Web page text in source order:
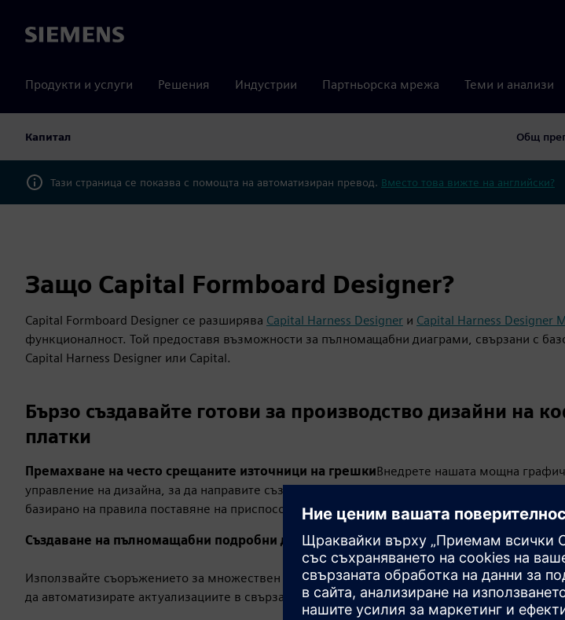
Siemens
Продукти и услуги Решения Индустрии Партньорска мрежа Теми и анализи
Капитал Общ
Тази страница се показва с помощта на автоматизиран превод. Вместо това вижте на английски?
Защо Capital Formboard Designer?
Capital Formboard Designer се разширява Capital Harness Designer и Capital Harness Designer
функционалност. Той предоставя възможности за пълномащабни диаграми, свързани с
Capital Harness Designer или Capital.
Бързо създавайте готови за производство дизайни на
платки
Премахване на често срещаните източници на грешкиВнедрете нашата мощна
управление на дизайна, за да направите създаването на дизайни на таблици лесно и
базирано на правила поставяне на приспособления/държача свежда до минимум ръчното
Създаване на пълномащабни подробни диаграми за формул
Използвайте съоръжението за множествен изглед, за да редактирате в една схема за
да автоматизирате актуализациите в свързаната с нея формуляра.